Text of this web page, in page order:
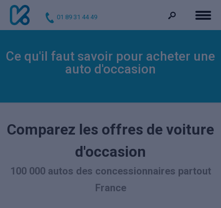
01 89 31 44 49
Ce qu'il faut savoir pour acheter une
auto d'occasion
Comparez les offres de voiture
d'occasion
100 000 autos des concessionnaires partout
France